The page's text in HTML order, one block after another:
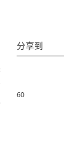
分享到
60